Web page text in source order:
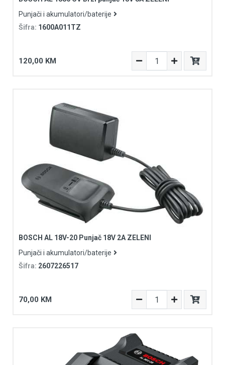
Punjači i akumulatori/baterije
Šifra: 1600A011TZ
120,00 KM
BOSCH AL 18V-20 Punjač 18V 2A ZELENI
Punjači i akumulatori/baterije
Šifra: 2607226517
70,00 KM